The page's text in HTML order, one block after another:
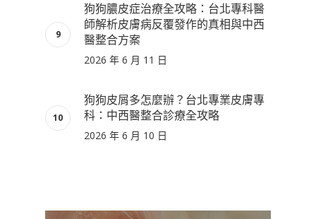
狗狗膿皮症治療全攻略：台北專科醫
師解析皮膚病反覆發作的真相與中西
醫整合方案
2026 年 6 月 11 日
狗狗皮屑多怎麼辦？台北專業皮膚專
科：中西醫整合診療全攻略
2026 年 6 月 10 日